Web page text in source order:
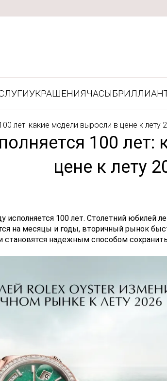
УКРАШЕНИЯЧАСЫ
лет: какие модели выросли в цене к лету
100
цене к лету
исполняется 100 лет. Столетний юбилей
на месяцы и годы, вторичный рынок
надежным способом